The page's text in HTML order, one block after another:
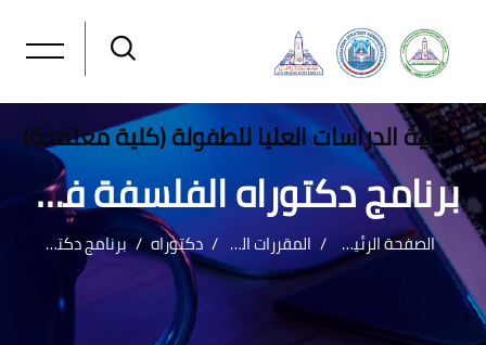
كلية الدراسات العليا للطفولة (كلية معتمدة)
برنامج دكتوراه الفلسفة في الدراسات النفسية للأطفال
الصفحة الرئيسية المقررات الدراسية دكتوراه برنامج دكتوراه الفلسفة في الدراسات النفسية للأطفال